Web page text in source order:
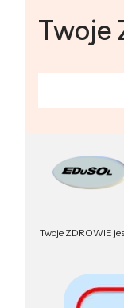
Twoje
Twoje ZDROWIE